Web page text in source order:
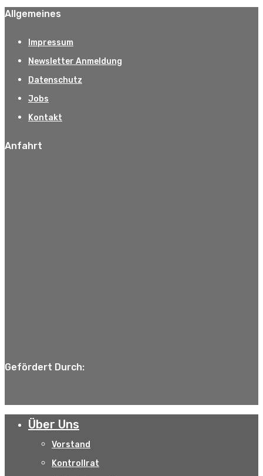
Allgemeines
Impressum
Newsletter Anmeldung
Datenschutz
Jobs
Kontakt
Anfahrt
Gefördert Durch:
Über Uns
Vorstand
Kontrollrat